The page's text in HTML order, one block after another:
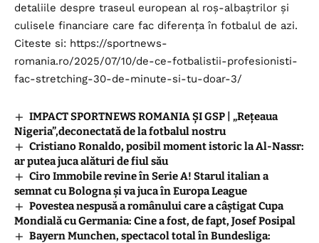
detaliile despre traseul european al roș-albaștrilor și
culisele financiare care fac diferența în fotbalul de azi.
Citeste si: https://sportnews-
romania.ro/2025/07/10/de-ce-fotbalistii-profesionisti-
fac-stretching-30-de-minute-si-tu-doar-3/
IMPACT SPORTNEWS ROMANIA ȘI GSP | „Rețeaua
Nigeria”,deconectată de la fotbalul nostru
Cristiano Ronaldo, posibil moment istoric la Al-Nassr:
ar putea juca alături de fiul său
Ciro Immobile revine în Serie A! Starul italian a
semnat cu Bologna și va juca în Europa League
Povestea nespusă a românului care a câștigat Cupa
Mondială cu Germania: Cine a fost, de fapt, Josef Posipal
Bayern Munchen, spectacol total în Bundesliga: